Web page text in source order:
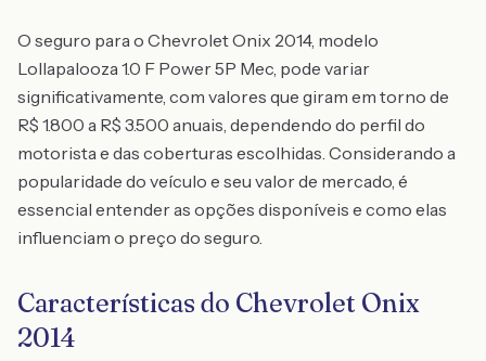
O seguro para o Chevrolet Onix 2014, modelo
Lollapalooza 1.0 F Power 5P Mec, pode variar
significativamente, com valores que giram em torno de
R$ 1.800 a R$ 3.500 anuais, dependendo do perfil do
motorista e das coberturas escolhidas. Considerando a
popularidade do veículo e seu valor de mercado, é
essencial entender as opções disponíveis e como elas
influenciam o preço do seguro.
Características do Chevrolet Onix
2014